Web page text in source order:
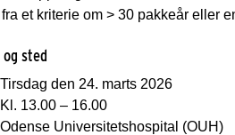
fra et kriterie om > 30 pakkeår eller
og sted
den 24. marts 2026
13.00 – 16.00
Odense Universitetshospital (OUH)